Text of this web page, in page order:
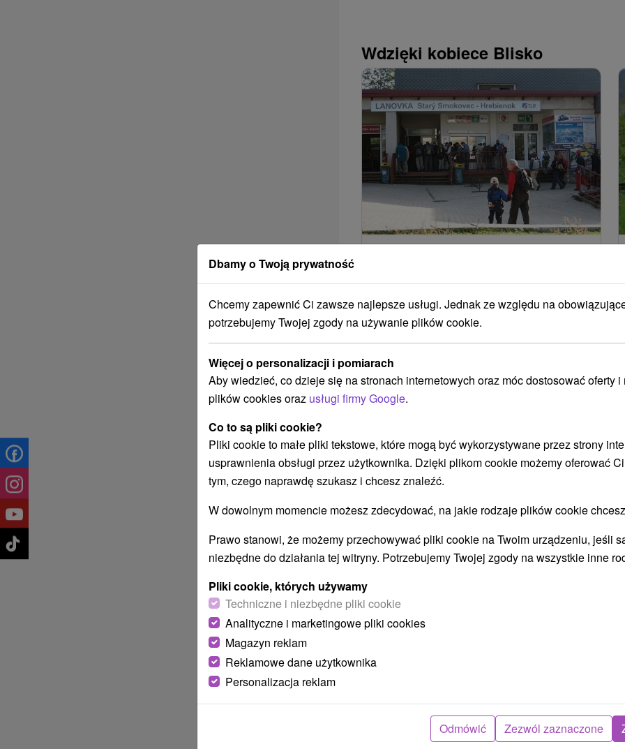
Wdzięki kobiece Blisko
Vrch Hrebienok (1285 m.n.m.) sa nachádza vo
Slavkovského štítu nad Starým
Smokovcom. Je...
Tarcza koperkowa
rázsoche, w pobliżu głównego grzbietu Tatr
Dbamy o Twoją prywatność
Chcemy zapewnić Ci zawsze najlepsze usługi. Jednak ze względu na
potrzebujemy Twojej zgody na używanie plików cookie.
Więcej o personalizacji i pomiarach
Aby wiedzieć, co dzieje się na stronach internetowych oraz móc dostosować oferty i
plików cookies oraz usługi firmy Google.
Co to są pliki cookie?
Pliki cookie to małe pliki tekstowe, które mogą być wykorzystywane przez strony
usprawnienia obsługi przez użytkownika. Dzięki plikom cookie możemy oferować
tym, czego naprawdę szukasz i chcesz znaleźć.
W dowolnym momencie możesz zdecydować, na jakie rodzaje plików cookie
Prawo stanowi, że możemy przechowywać pliki cookie na Twoim urządzeniu, jeśli
niezbędne do działania tej witryny. Potrzebujemy Twojej zgody na wszystkie inne
Pliki cookie, których używamy
Techniczne i niezbędne pliki cookie
Analityczne i marketingowe pliki cookies
Magazyn reklam
Reklamowe dane użytkownika
Personalizacja reklam
Odmówić Zezwól zaznaczone